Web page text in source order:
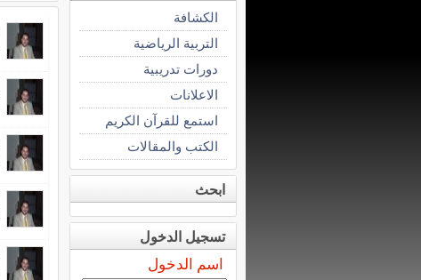
الكشافة
التربية الرياضية
دورات تدريبية
الاعلانات
استمع للقرآن الكريم
الكتب والمقالات
ابحث
تسجيل الدخول
اسم الدخول